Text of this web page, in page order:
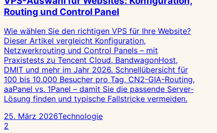
Routing und Control Panel
Wie wählen Sie den richtigen VPS für Ihre Website?
Dieser Artikel vergleicht Konfiguration,
Netzwerkrouting und Control Panels – mit
Praxistests zu Tencent Cloud, BandwagonHost,
DMIT und mehr im Jahr 2026. Schnellübersicht für
100 bis 10.000 Besucher pro Tag, CN2-GIA-Routing,
aaPanel vs. 1Panel – damit Sie die passende Server-
Lösung finden und typische Fallstricke vermeiden.
25. März 2026Technologie
2